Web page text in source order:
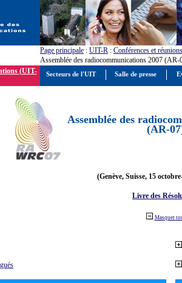
Page principale : UIT-R : Conférences et réunions
Assemblée des radiocommunications 2007 (AR-
(UIT-
Assemblée des
(AR-
(Genève, Suisse, 15
Livre des
Masquer
Secteurs de l'UIT Salle de presse